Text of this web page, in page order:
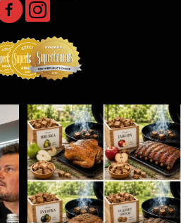
Udící špalíky - BORN TO SMOKE - různé druhy k...
6 0